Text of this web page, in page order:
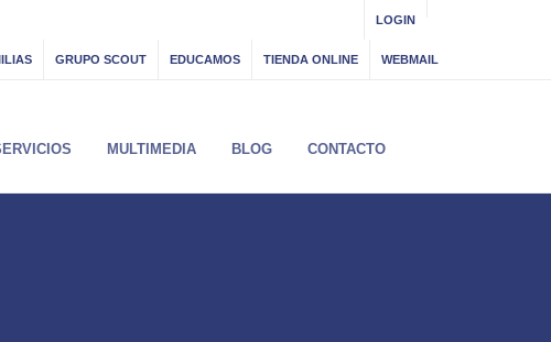
LOGIN
GRUPO SCOUT EDUCAMOS TIENDA ONLINE WEBMAIL
MULTIMEDIA BLOG CONTACTO